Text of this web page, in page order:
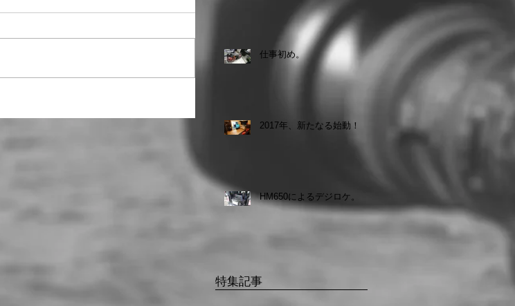
仕事初め。
2017年、新たなる始動！
HM650によるデジロケ。
特集記事